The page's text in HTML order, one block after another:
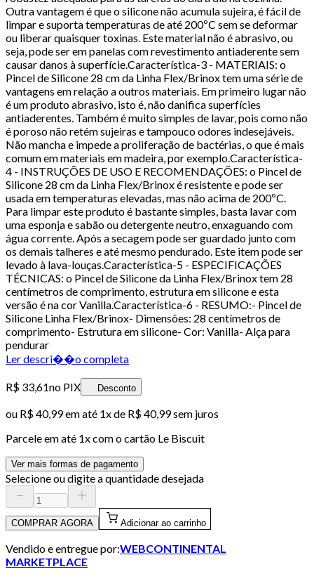
Outra vantagem é que o silicone não acumula sujeira, é fácil de
limpar e suporta temperaturas de até 200ºC sem se deformar
ou liberar quaisquer toxinas. Este material não é abrasivo, ou
seja, pode ser em panelas com revestimento antiaderente sem
causar danos à superfície.Característica-3 - MATERIAIS: o
Pincel de Silicone 28 cm da Linha Flex/Brinox tem uma série de
vantagens em relação a outros materiais. Em primeiro lugar não
é um produto abrasivo, isto é, não danifica superfícies
antiaderentes. Também é muito simples de lavar, pois como não
é poroso não retém sujeiras e tampouco odores indesejáveis.
Não mancha e impede a proliferação de bactérias, o que é mais
comum em materiais em madeira, por exemplo.Característica-
4 - INSTRUÇÕES DE USO E RECOMENDAÇÕES: o Pincel de
Silicone 28 cm da Linha Flex/Brinox é resistente e pode ser
usada em temperaturas elevadas, mas não acima de 200ºC.
Para limpar este produto é bastante simples, basta lavar com
uma esponja e sabão ou detergente neutro, enxaguando com
água corrente. Após a secagem pode ser guardado junto com
os demais talheres e até mesmo pendurado. Este item pode ser
levado à lava-louças.Característica-5 - ESPECIFICAÇÕES
TÉCNICAS: o Pincel de Silicone da Linha Flex/Brinox tem 28
centímetros de comprimento, estrutura em silicone e esta
versão é na cor Vanilla.Característica-6 - RESUMO:- Pincel de
Silicone Linha Flex/Brinox- Dimensões: 28 centímetros de
comprimento- Estrutura em silicone- Cor: Vanilla- Alça para
pendurar
Ler descri��o completa
R$ 33,61no PIX Desconto
ou R$ 40,99em até 1x de R$ 40,99sem juros
Parcele em até 1x com o cartão Le Biscuit
Ver mais formas de pagamento
Selecione ou digite a quantidade desejada
COMPRAR AGORA Adicionar ao carrinho
Vendido e entregue por:WEBCONTINENTAL
MARKETPLACE